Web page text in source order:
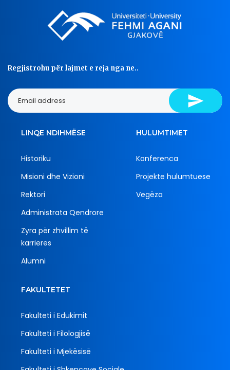
Regjistrohu për lajmet e reja nga ne..
LINQE NDIHMËSE
Historiku
Misioni dhe Vizioni
Rektori
Administrata Qendrore
Zyra për zhvillim të
karrieres
Alumni
HULUMTIMET
Konferenca
Projekte hulumtuese
Vegëza
FAKULTETET
Fakulteti i Edukimit
Fakulteti i Filologjisë
Fakulteti i Mjekësisë